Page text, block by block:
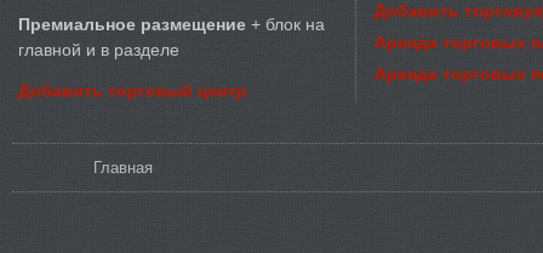
Премиальное размещение + блок на
главной и в разделе
Добавить торговый центр
Добавить
Аренда торговых
Аренда торговых
Главная